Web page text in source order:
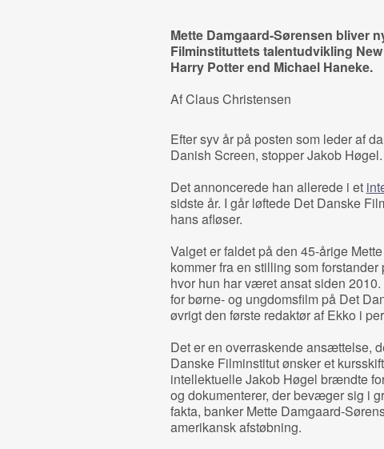
Mette Damgaard-Sørensen bliver
Filminstituttets talentudvikling
Harry Potter end Michael Haneke.
Af Claus Christensen
Efter syv år på posten som leder af
Danish Screen, stopper Jakob Høgel.
Det annoncerede han allerede i et
sidste år. I går løftede Det Danske
hans afløser.
Valget er faldet på den 45-årige
kommer fra en stilling som
hvor hun har været ansat siden
for børne- og ungdomsfilm på Det
øvrigt den første redaktør af Ekko i
Det er en overraskende ansættelse,
Danske Filminstitut ønsker et
intellektuelle Jakob Høgel brændte
og dokumenterer, der bevæger sig i
fakta, banker Mette Damgaard-
amerikansk afstøbning.